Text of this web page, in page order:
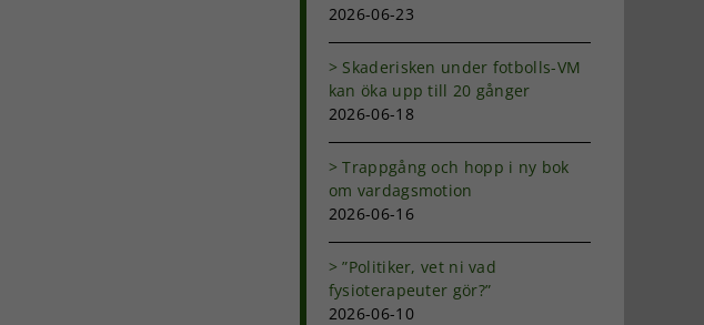
2026-06-23
Skaderisken under fotbolls-VM
kan öka upp till 20 gånger
2026-06-18
Trappgång och hopp i ny bok
om vardagsmotion
2026-06-16
”Politiker, vet ni vad
fysioterapeuter gör?”
2026-06-10